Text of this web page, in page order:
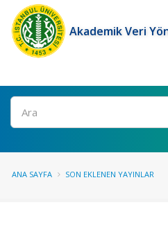
Akademik Veri
Ara
ANA SAYFA SON EKLENEN YAYINLAR